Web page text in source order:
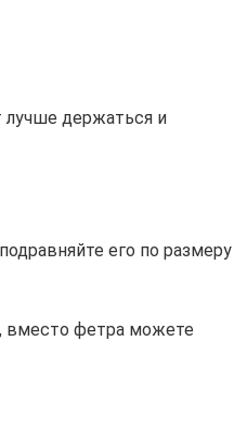
лучше держаться и
его по размеру
вместо фетра можете